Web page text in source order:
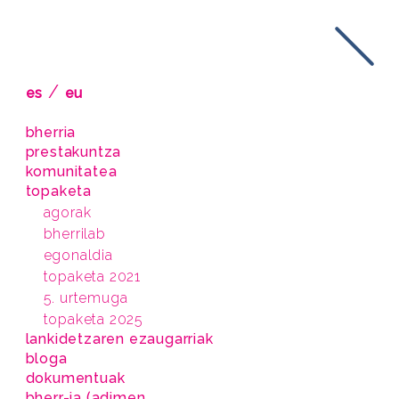
es / eu
bherria
prestakuntza
komunitatea
topaketa
agorak
bherrilab
egonaldia
topaketa 2021
5. urtemuga
topaketa 2025
lankidetzaren ezaugarriak
bloga
dokumentuak